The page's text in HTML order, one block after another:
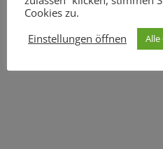
Cookies zu.
Einstellungen öffnen
Alle